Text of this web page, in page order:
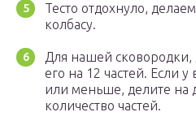
Тесто отдохнуло,
колбасу.
Для нашей
его на 12 частей. Если
или меньше, делите на
количество частей.